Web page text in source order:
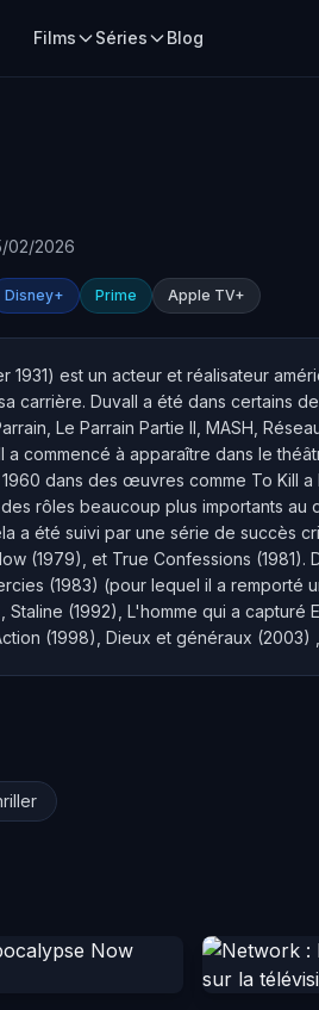
Films Séries Blog
02/2026
Disney+ Prime Apple TV+
1931) est un acteur et réalisateur
carrière. Duvall a été dans certains
Le Parrain Partie II, MASH,
a commencé à apparaître dans le
dans des œuvres comme To Kill
rôles beaucoup plus importants
a été suivi par une série de succès
(1979), et True Confessions
(1983) (pour lequel il a remporté
(1992), L'homme qui a capturé
(1998), Dieux et généraux (2003)